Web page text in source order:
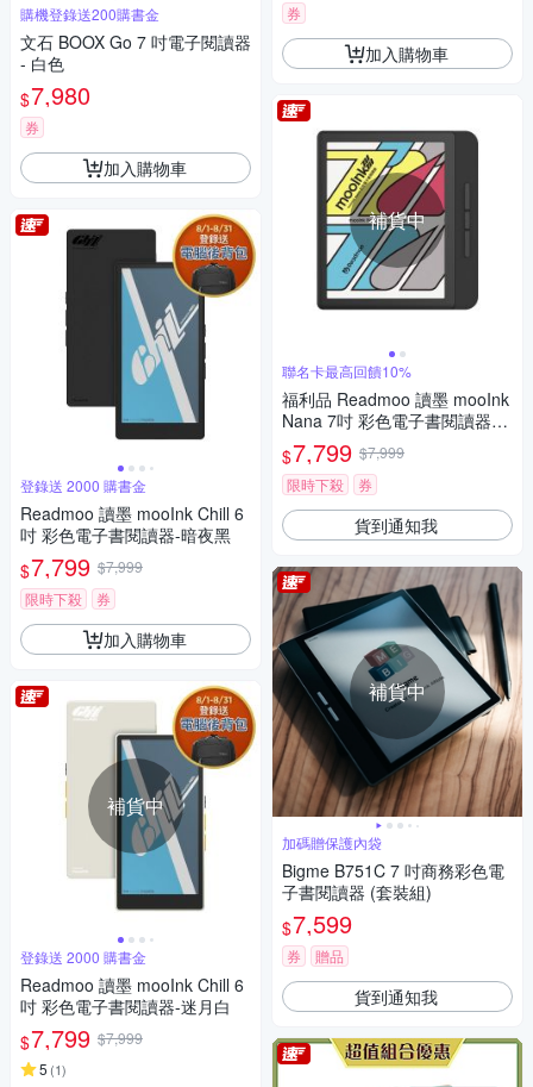
購機登錄送200購書金
文石 BOOX Go 7 吋電子閱讀器
- 白色
$7,980
券
加入購物車
登錄送 2000 購書金
Readmoo 讀墨 mooInk Chill 6
吋 彩色電子書閱讀器-暗夜黑
$7,799 $7,999
限時下殺
券
加入購物車
補貨中
登錄送 2000 購書金
Readmoo 讀墨 mooInk Chill 6
吋 彩色電子書閱讀器-迷月白
$7,799 $7,999
5 (1)
券
加入購物車
補貨中
聯名卡最高回饋10%
福利品 Readmoo 讀墨 mooInk
Nana 7吋 彩色電子書閱讀器-
暗夜黑
$7,799 $7,999
限時下殺
券
貨到通知我
補貨中
加碼贈保護內袋
Bigme B751C 7 吋商務彩色電
子書閱讀器 (套裝組)
$7,599
券 贈品
貨到通知我